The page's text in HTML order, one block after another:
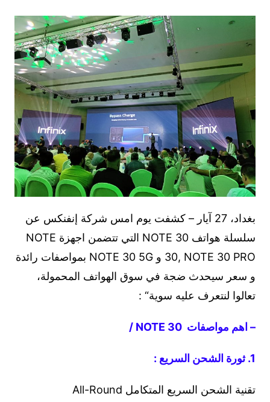
بغداد، 27 آيار – كشفت يوم امس شركة إنفنكس عن
سلسلة هواتف NOTE 30 التي تتضمن اجهزة NOTE
30, NOTE 30 PRO و NOTE 30 5G بمواصفات رائدة
و سعر سيحدث ضجة في سوق الهواتف المحمولة،
تعالوا لنتعرف عليه سوية“ :
– اهم مواصفات NOTE 30 /
1. ثورة الشحن السريع :
تقنية الشحن السريع المتكامل All-Round